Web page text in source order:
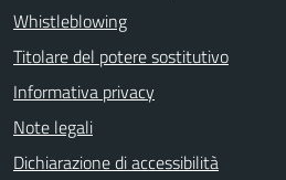
Whistleblowing
Titolare del potere sostitutivo
Informativa privacy
Note legali
Dichiarazione di accessibilità